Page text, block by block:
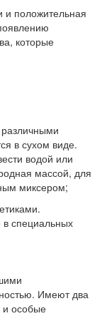
и положительная
которые
в сухом виде.
водой или
массой, для
миксером;
специальных
Имеют два
и особые